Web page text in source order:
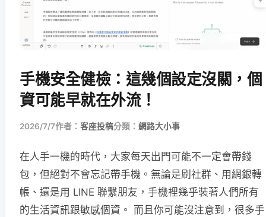
手機安全健檢：這幾個設定沒關，個
資可能早就在外流！
2026/7/7作者： 客座投稿分類： 網路大小事
在人手一機的時代，大家每天出門可能不一定會帶錢
包，但絕對不會忘記帶手機。無論是刷社群、用網銀轉
帳、還是用 LINE 聯繫朋友，手機裡幾乎裝著人們所有
的生活資訊跟敏感個資。 而且你可能沒注意到，很多手